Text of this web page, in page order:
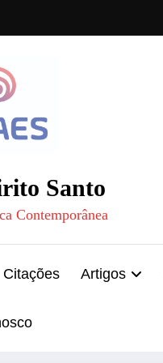
Santo
Contemporânea
Citações Artigos